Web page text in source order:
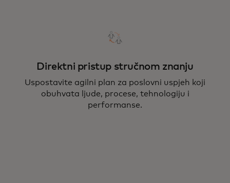
Direktni pristup stručnom znanju
Uspostavite agilni plan za poslovni uspjeh koji
obuhvata ljude, procese, tehnologiju i
performanse.